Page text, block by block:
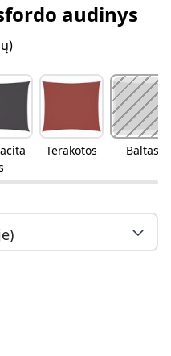
audinys
Terakotos Baltas